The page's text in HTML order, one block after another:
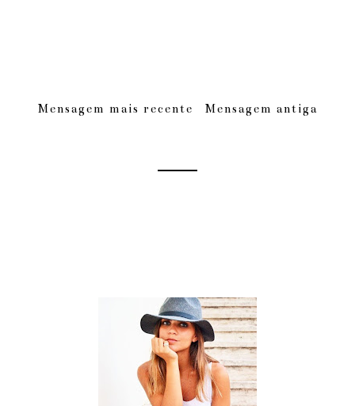
Mensagem mais recente Mensagem antiga